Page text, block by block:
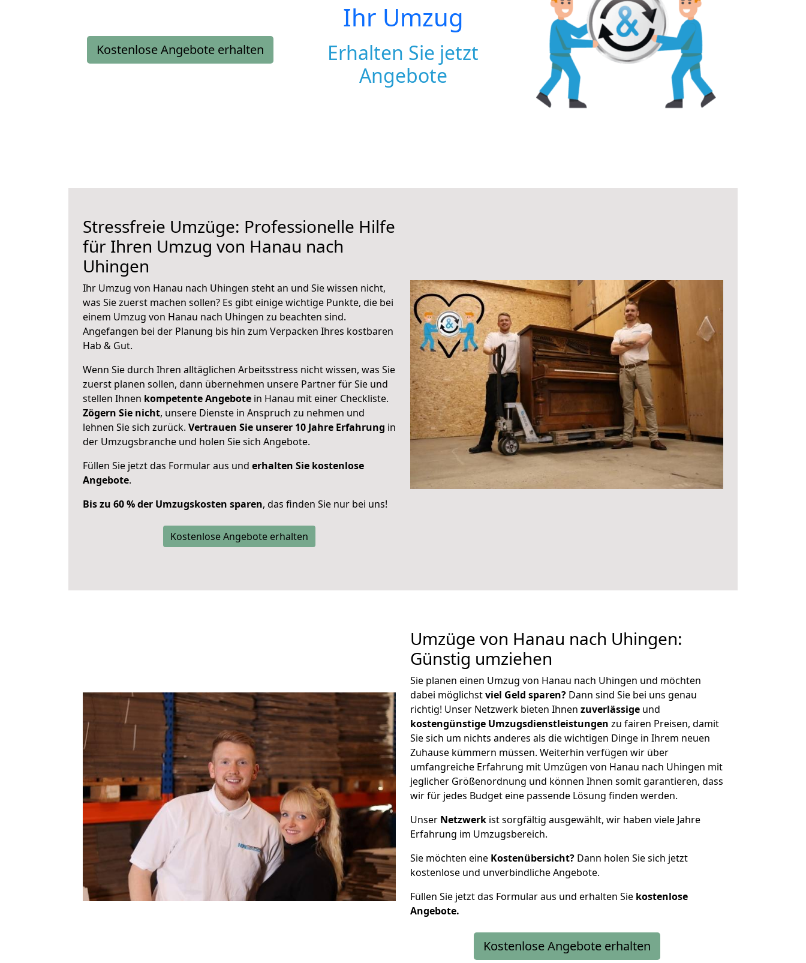
Kostenlose Angebote erhalten
Ihr Umzug
Erhalten Sie jetzt
Angebote
Stressfreie Umzüge: Professionelle Hilfe
für Ihren Umzug von Hanau nach
Uhingen
Ihr Umzug von Hanau nach Uhingen steht an und Sie wissen nicht,
was Sie zuerst machen sollen? Es gibt einige wichtige Punkte, die bei
einem Umzug von Hanau nach Uhingen zu beachten sind.
Angefangen bei der Planung bis hin zum Verpacken Ihres kostbaren
Hab & Gut.
Wenn Sie durch Ihren alltäglichen Arbeitsstress nicht wissen, was Sie
zuerst planen sollen, dann übernehmen unsere Partner für Sie und
stellen Ihnen kompetente Angebote in Hanau mit einer Checkliste.
Zögern Sie nicht, unsere Dienste in Anspruch zu nehmen und
lehnen Sie sich zurück. Vertrauen Sie unserer 10 Jahre Erfahrung in
der Umzugsbranche und holen Sie sich Angebote.
Füllen Sie jetzt das Formular aus und erhalten Sie kostenlose
Angebote.
Bis zu 60 % der Umzugskosten sparen, das finden Sie nur bei uns!
Kostenlose Angebote erhalten
Umzüge von Hanau nach Uhingen:
Günstig umziehen
Sie planen einen Umzug von Hanau nach Uhingen und möchten
dabei möglichstviel Geld sparen? Dann sind Sie bei uns genau
richtig! Unser Netzwerk bieten Ihnen zuverlässige und
kostengünstige Umzugsdienstleistungen zu fairen Preisen, damit
Sie sich um nichts anderes als die wichtigen Dinge in Ihrem neuen
Zuhause kümmern müssen. Weiterhin verfügen wir über
umfangreiche Erfahrung mit Umzügen von Hanau nach Uhingen mit
jeglicher Größenordnung und können Ihnen somit garantieren, dass
wir für jedes Budget eine passende Lösung finden werden.
Unser Netzwerk ist sorgfältig ausgewählt, wir haben viele Jahre
Erfahrung im Umzugsbereich.
Sie möchten eine Kostenübersicht? Dann holen Sie sich jetzt
kostenlose und unverbindliche Angebote.
Füllen Sie jetzt das Formular aus und erhalten Sie kostenlose
Angebote.
Kostenlose Angebote erhalten